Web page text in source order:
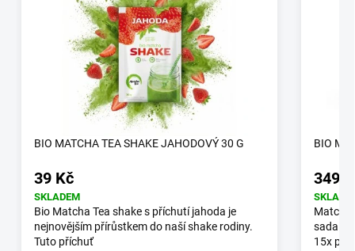
BIO MATCHA TEA SHAKE JAHODOVÝ 30 G
39 Kč
SKLADEM
Bio Matcha Tea shake s příchutí jahoda je
nejnovějším přírůstkem do naší shake rodiny.
Tuto příchuť
BIO
349
Matcha
sada
15x